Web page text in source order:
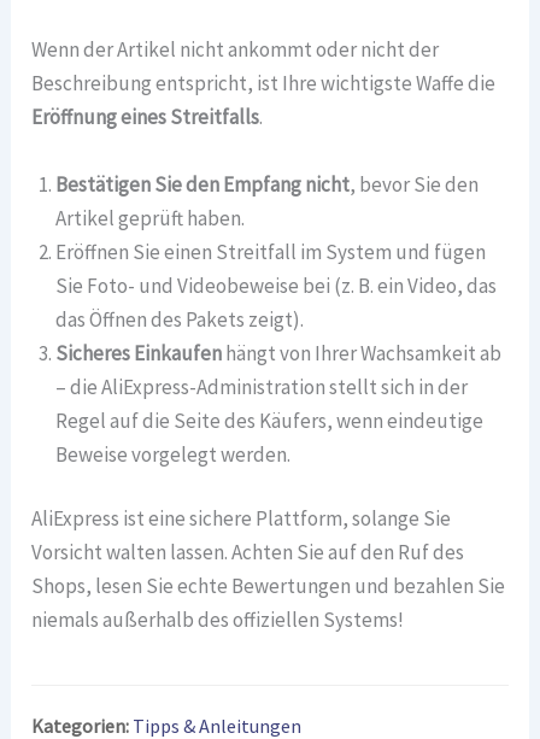
Wenn der Artikel nicht ankommt oder nicht der
Beschreibung entspricht, ist Ihre wichtigste Waffe die
Eröffnung eines Streitfalls.
Bestätigen Sie den Empfang nicht, bevor Sie den
Artikel geprüft haben.
Eröffnen Sie einen Streitfall im System und fügen
Sie Foto- und Videobeweise bei (z. B. ein Video, das
das Öffnen des Pakets zeigt).
Sicheres Einkaufenhängt von Ihrer Wachsamkeit ab
– die AliExpress-Administration stellt sich in der
Regel auf die Seite des Käufers, wenn eindeutige
Beweise vorgelegt werden.
AliExpress ist eine sichere Plattform, solange Sie
Vorsicht walten lassen. Achten Sie auf den Ruf des
Shops, lesen Sie echte Bewertungen und bezahlen Sie
niemals außerhalb des offiziellen Systems!
Kategorien: Tipps & Anleitungen